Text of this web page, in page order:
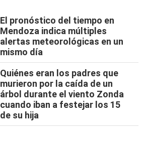
El pronóstico del tiempo en
Mendoza indica múltiples
alertas meteorológicas en un
mismo día
Quiénes eran los padres que
murieron por la caída de un
árbol durante el viento Zonda
cuando iban a festejar los 15
de su hija